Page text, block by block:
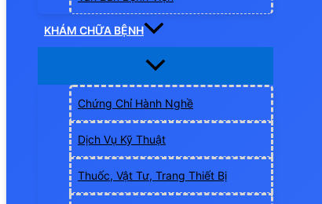
KHÁM CHỮA BỆNH
Chứng Chỉ Hành Nghề
Dịch Vụ Kỹ Thuật
Thuốc, Vật Tư, Trang Thiết Bị